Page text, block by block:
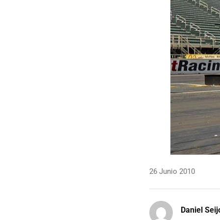
26 Junio 2010
Daniel